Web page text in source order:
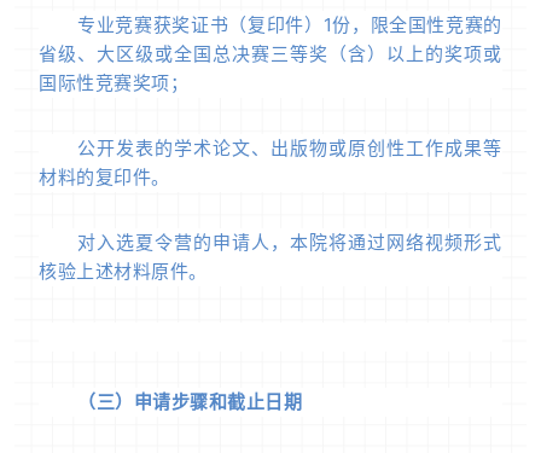
专业竞赛获奖证书（复印件）1份，限全国性竞赛的
省级、大区级或全国总决赛三等奖（含）以上的奖项或
国际性竞赛奖项；
公开发表的学术论文、出版物或原创性工作成果等
材料的复印件。
对入选夏令营的申请人，本院将通过网络视频形式
核验上述材料原件。
（三）申请步骤和截止日期